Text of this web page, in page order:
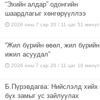
“Эхийн алдар” одонгийн
шаардлагыг хөнгөрүүллээ
2026 оны 7 сар 20 / 11 цаг 51 минут
“Жил бүрийн өвөл, жил бүрийн
ижил асуудал”
2026 оны 7 сар 20 / 11 цаг 16 минут
Б.Пүрэвдагва: Нийслэлд хийх
бүх замыг ус зайлуулах